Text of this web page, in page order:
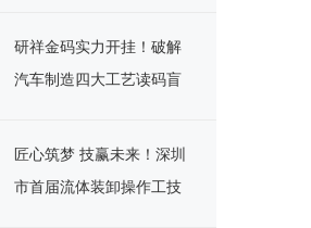
研祥金码实力开挂！破解
汽车制造四大工艺读码盲
匠心筑梦 技赢未来！深圳
市首届流体装卸操作工技